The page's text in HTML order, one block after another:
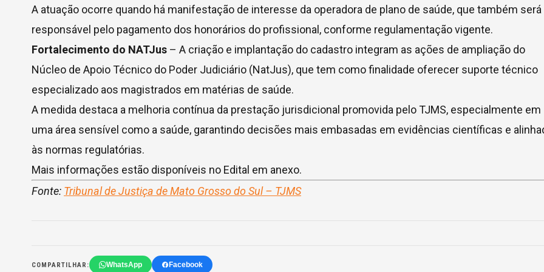
A atuação ocorre quando há manifestação de interesse da operadora de plano de saúde, que também será
responsável pelo pagamento dos honorários do profissional, conforme regulamentação vigente.
Fortalecimento do NATJus – A criação e implantação do cadastro integram as ações de ampliação do
Núcleo de Apoio Técnico do Poder Judiciário (NatJus), que tem como finalidade oferecer suporte técnico
especializado aos magistrados em matérias de saúde.
A medida destaca a melhoria contínua da prestação jurisdicional promovida pelo TJMS, especialmente em
uma área sensível como a saúde, garantindo decisões mais embasadas em evidências científicas e
às normas regulatórias.
Mais informações estão disponíveis no Edital em anexo.
Fonte: Tribunal de Justiça de Mato Grosso do Sul – TJMS
COMPARTILHAR: WhatsApp Facebook